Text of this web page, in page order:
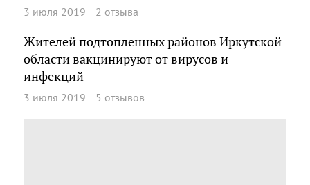
3 июля 2019 2 отзыва
Жителей подтопленных районов Иркутской
области вакцинируют от вирусов и
инфекций
3 июля 2019 5 отзывов